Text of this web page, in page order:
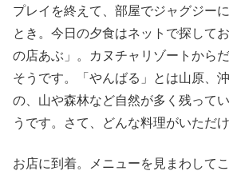
プレイを終えて、部屋でジャグジー
とき。今日の夕食はネットで探して
の店あぶ」。カヌチャリゾートから
そうです。「やんばる」とは山原、
の、山や森林など自然が多く残って
うです。さて、どんな料理がいただけ
お店に到着。メニューを見まわして